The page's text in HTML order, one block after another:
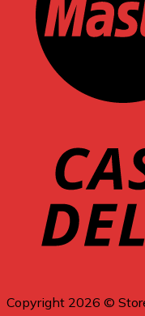
Copyright 2026 ©